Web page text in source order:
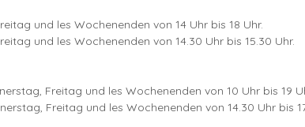
und les Wochenenden von 14 Uhr bis 18 Uhr.
und les Wochenenden von 14.30 Uhr bis 15.30 Uhr.
Freitag und les Wochenenden von 10 Uhr bis 19
Freitag und les Wochenenden von 14.30 Uhr bis